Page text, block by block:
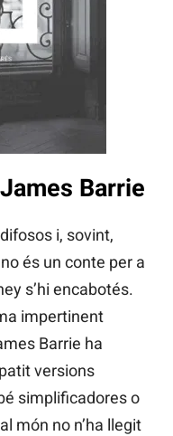
Barrie
i, sovint,
és un conte per a
s’hi encabotés.
impertinent
Barrie ha
versions
simplificadores o
món no n’ha llegit